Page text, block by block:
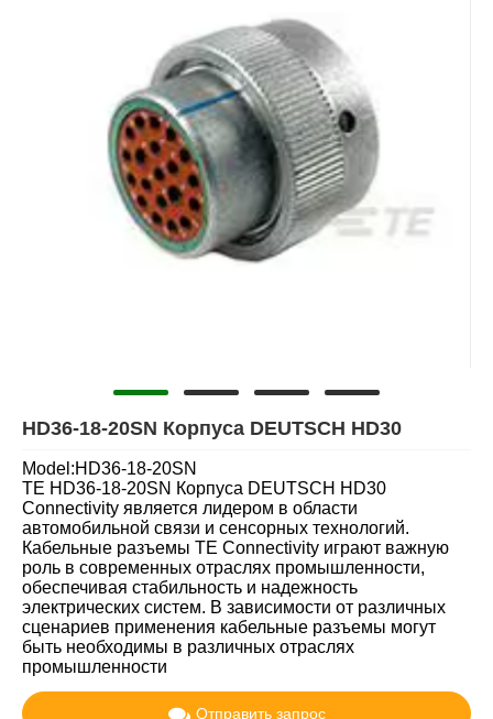
HD36-18-20SN Корпуса DEUTSCH HD30
Model:HD36-18-20SN
TE HD36-18-20SN Корпуса DEUTSCH HD30
Connectivity является лидером в области
автомобильной связи и сенсорных технологий.
Кабельные разъемы TE Connectivity играют важную
роль в современных отраслях промышленности,
обеспечивая стабильность и надежность
электрических систем. В зависимости от различных
сценариев применения кабельные разъемы могут
быть необходимы в различных отраслях
промышленности
Отправить запрос